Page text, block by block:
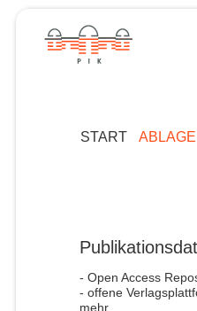
START
- Open Access
- offene
mehr